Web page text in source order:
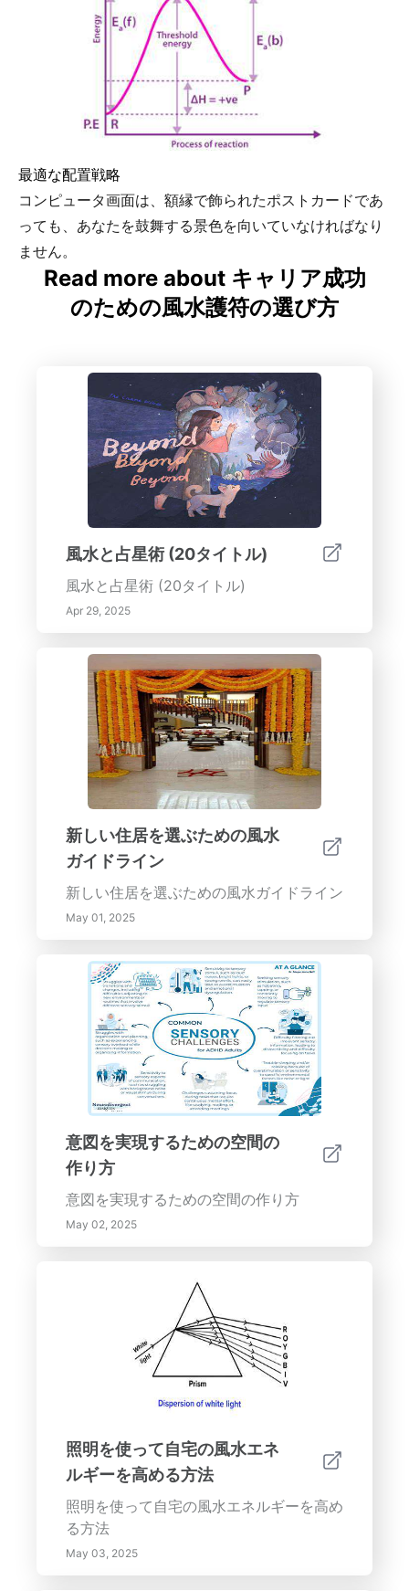
最適な配置戦略
コンピュータ画面は、額縁で飾られたポストカードであ
っても、あなたを鼓舞する景色を向いていなければなり
ません。
Read more about キャリア成功
のための風水護符の選び方
風水と占星術 (20タイトル)
風水と占星術 (20タイトル)
Apr 29, 2025
新しい住居を選ぶための風水
ガイドライン
新しい住居を選ぶための風水ガイドライン
May 01, 2025
意図を実現するための空間の
作り方
意図を実現するための空間の作り方
May 02, 2025
照明を使って自宅の風水エネ
ルギーを高める方法
照明を使って自宅の風水エネルギーを高め
る方法
May 03, 2025